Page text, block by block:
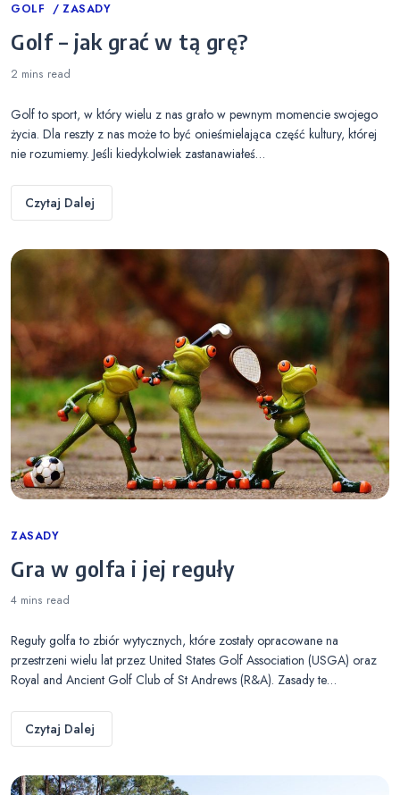
Categories
GOLF ZASADY
Golf – jak grać w tą grę?
2 mins read
Golf to sport, w który wielu z nas grało w pewnym momencie swojego
życia. Dla reszty z nas może to być onieśmielająca część kultury, której
nie rozumiemy. Jeśli kiedykolwiek zastanawiałeś…
Czytaj Dalej
Categories
ZASADY
Gra w golfa i jej reguły
4 mins read
Reguły golfa to zbiór wytycznych, które zostały opracowane na
przestrzeni wielu lat przez United States Golf Association (USGA) oraz
Royal and Ancient Golf Club of St Andrews (R&A). Zasady te…
Czytaj Dalej